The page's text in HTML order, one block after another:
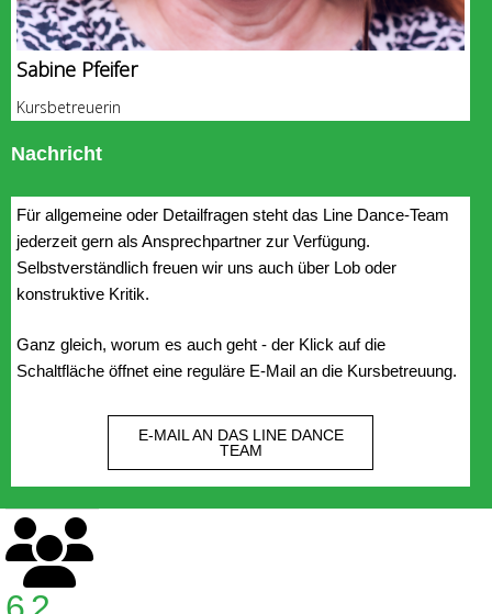
Sabine Pfeifer
Kursbetreuerin
Nachricht
Für allgemeine oder Detailfragen steht das Line Dance-Team
jederzeit gern als Ansprechpartner zur Verfügung.
Selbstverständlich freuen wir uns auch über Lob oder
konstruktive Kritik.
Ganz gleich, worum es auch geht - der Klick auf die
Schaltfläche öffnet eine reguläre E-Mail an die Kursbetreuung.
E-MAIL AN DAS LINE DANCE
TEAM